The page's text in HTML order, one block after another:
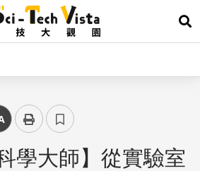
展
學大師】從實驗室